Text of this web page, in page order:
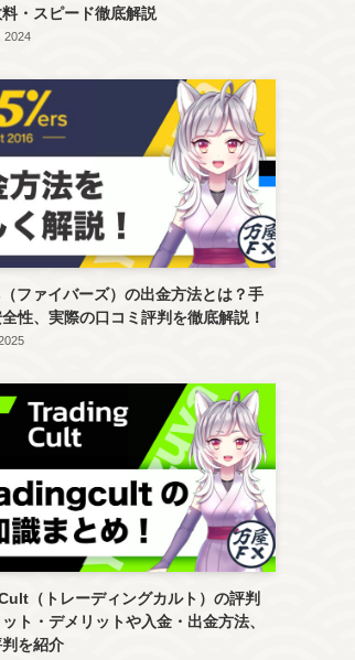
・スピード徹底解説
2024
ファイバーズ）の出金方法とは？手
性、実際の口コミ評判を徹底解説！
（トレーディングカルト）の評判
ト・デメリットや入金・出金方法、
を紹介